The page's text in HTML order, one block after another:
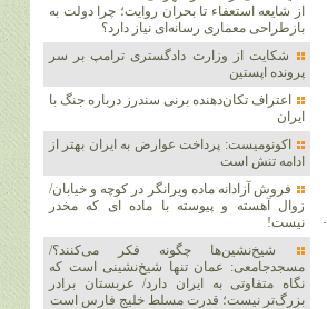
از شایعه استعفاء تا بحران روایت؛ چرا دولت به
بازطراحی معماری رسانه‌ای نیاز دارد؟
شکایت از وزارت دادگستری ترامپ بر سر
پرونده اپستین
اعتراف تکان‌دهنده برنی سندرز درباره جنگ با
ایران
اکونومیست: پرداخت عوارض به ایران بهتر از
ادامه تنش است
فروش آزادانه ماده ویرانگر در کوچه و خیابان/
زوال آهسته و پیوسته با ماده ای که مخدر
نیست!
شیخ‌نشین‌ها چگونه فکر می‌کنند؟/
مسجدجامعی: عمان تنها شیخ‌نشینی است که
نگاه متفاوتی به ایران دارد/ عربستان برادر
بزرگ‌تر نیست؛ قدرت مسلط خلیج فارس است